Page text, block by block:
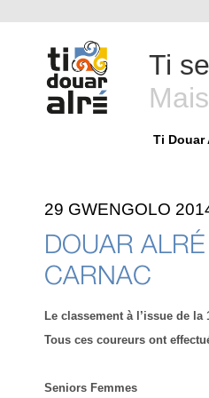
Ti
Ti Douar
29 GWENGOLO
DOUAR
CARNAC
Le classement à l’issue de la
Tous ces coureurs ont
Seniors Femmes